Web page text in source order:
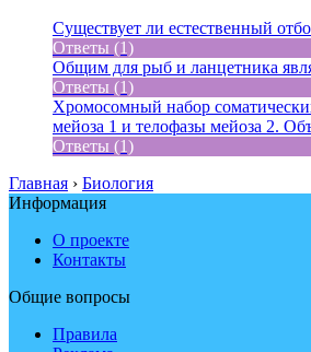
Существует ли естественный
Ответы (1)
Общим для рыб и ланцетника
Ответы (1)
Хромосомный набор
мейоза 1 и телофазы мейоза 2.
Ответы (1)
Главная › Биология
Информация
О проекте
Контакты
Общие вопросы
Правила